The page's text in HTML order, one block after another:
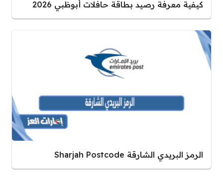
كيفية معرفة رصيد بطاقة حافلات أبوظبي 2026
الرمز البريدي الشارقة Sharjah Postcode